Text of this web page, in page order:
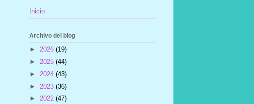
Inicio
Archivo del blog
► 2026 (19)
► 2025 (44)
► 2024 (43)
► 2023 (36)
► 2022 (47)